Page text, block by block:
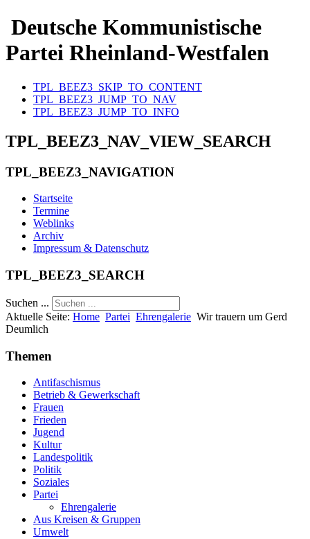
Deutsche Kommunistische
Partei Rheinland-Westfalen
TPL_BEEZ3_SKIP_TO_CONTENT
TPL_BEEZ3_JUMP_TO_NAV
TPL_BEEZ3_JUMP_TO_INFO
TPL_BEEZ3_NAV_VIEW_SEARCH
TPL_BEEZ3_NAVIGATION
Startseite
Termine
Weblinks
Archiv
Impressum & Datenschutz
TPL_BEEZ3_SEARCH
Suchen ...
Aktuelle Seite: Home Partei Ehrengalerie Wir trauern um Gerd
Deumlich
Themen
Antifaschismus
Betrieb & Gewerkschaft
Frauen
Frieden
Jugend
Kultur
Landespolitik
Politik
Soziales
Partei
Ehrengalerie
Aus Kreisen & Gruppen
Umwelt